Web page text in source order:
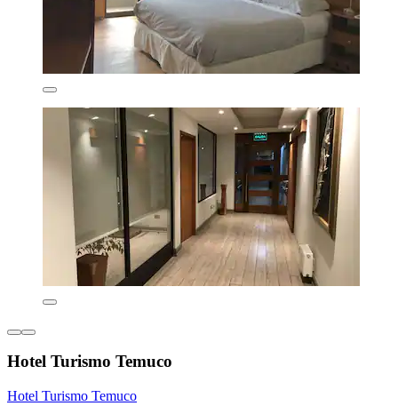
Hotel Turismo Temuco
Hotel Turismo Temuco